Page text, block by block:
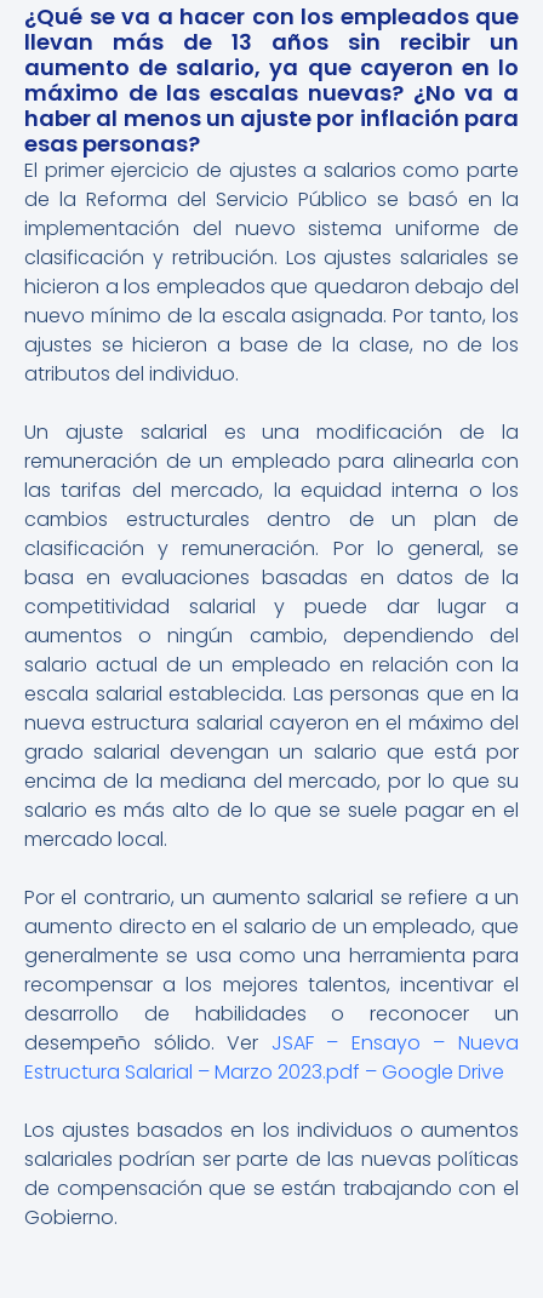
¿Qué se va a hacer con los empleados que
llevan más de 13 años sin recibir un
aumento de salario, ya que cayeron en lo
máximo de las escalas nuevas? ¿No va a
haber al menos un ajuste por inflación para
esas personas?
El primer ejercicio de ajustes a salarios como parte
de la Reforma del Servicio Público se basó en la
implementación del nuevo sistema uniforme de
clasificación y retribución. Los ajustes salariales se
hicieron a los empleados que quedaron debajo del
nuevo mínimo de la escala asignada. Por tanto, los
ajustes se hicieron a base de la clase, no de los
atributos del individuo.
Un ajuste salarial es una modificación de la
remuneración de un empleado para alinearla con
las tarifas del mercado, la equidad interna o los
cambios estructurales dentro de un plan de
clasificación y remuneración. Por lo general, se
basa en evaluaciones basadas en datos de la
competitividad salarial y puede dar lugar a
aumentos o ningún cambio, dependiendo del
salario actual de un empleado en relación con la
escala salarial establecida. Las personas que en la
nueva estructura salarial cayeron en el máximo del
grado salarial devengan un salario que está por
encima de la mediana del mercado, por lo que su
salario es más alto de lo que se suele pagar en el
mercado local.
Por el contrario, un aumento salarial se refiere a un
aumento directo en el salario de un empleado, que
generalmente se usa como una herramienta para
recompensar a los mejores talentos, incentivar el
desarrollo de habilidades o reconocer un
desempeño sólido. Ver JSAF – Ensayo – Nueva
Estructura Salarial – Marzo 2023.pdf – Google Drive
Los ajustes basados en los individuos o aumentos
salariales podrían ser parte de las nuevas políticas
de compensación que se están trabajando con el
Gobierno.